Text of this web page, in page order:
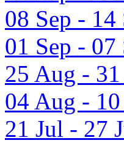
08 Sep - 14
01 Sep - 07
25 Aug -
04 Aug -
21 Jul - 27